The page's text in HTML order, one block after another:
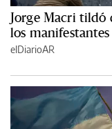
Jorge Macri tildó
los
elDiarioAR